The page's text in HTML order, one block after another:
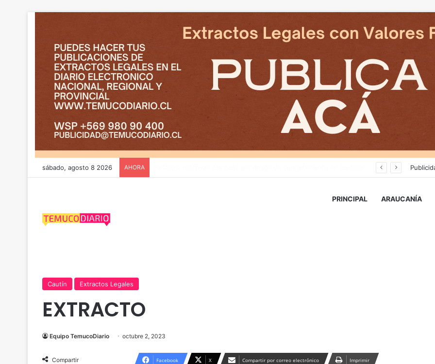
sábado, agosto 8 2026 AHORA
PRINCIPAL ARAUCANÍA
Cautín Extractos Legales
EXTRACTO
Equipo TemucoDiario octubre 2, 2023
Compartir Facebook X Compartir por correo electrónico Imprimir